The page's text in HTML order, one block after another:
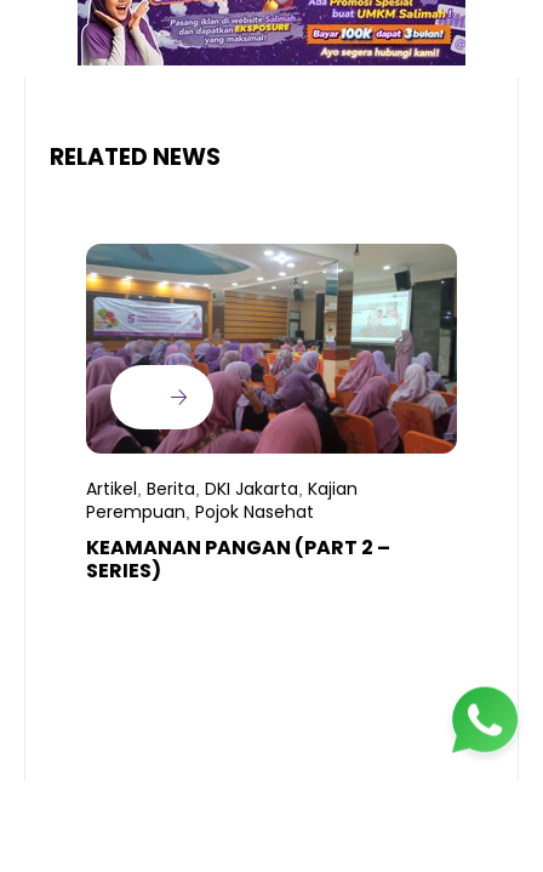
RELATED NEWS
Artikel Berita DKI Jakarta Kajian
Perempuan Pojok Nasehat
KEAMANAN PANGAN (PART 2 –
SERIES)